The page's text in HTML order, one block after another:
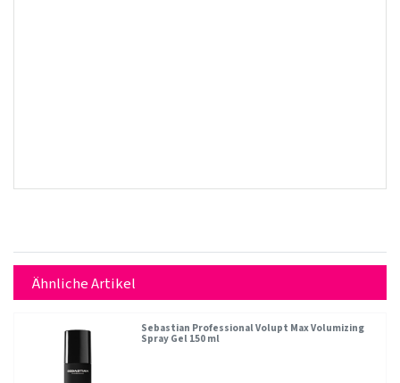
Ähnliche Artikel
Sebastian Professional Volupt Max Volumizing
Spray Gel 150 ml